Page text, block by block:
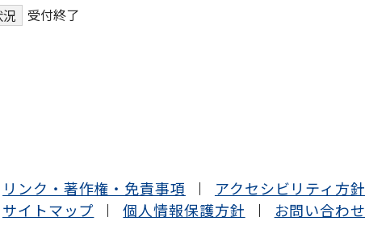
受付終了
リンク・著作権・免責事項
アクセシビリティ方針
サイトマップ
個人情報保護方針 お問い合わせ